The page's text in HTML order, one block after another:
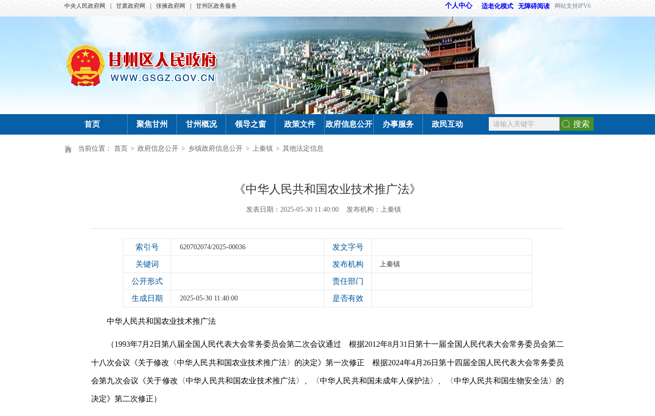
中央人民政府网 甘肃政府网 张掖政府网 甘州区政务服务 网站支持IPV6
无障碍阅读
适老化模式
个人中心
首页 聚焦甘州 甘州概况 领导之窗 政策文件 政府信息公开 办事服务 政民互动 搜索
当前位置： 首页 > 政府信息公开 > 乡镇政府信息公开 > 上秦镇 > 其他法定信息
《中华人民共和国农业技术推广法》
发表日期：2025-05-30 11:40:00 发布机构：上秦镇
索引号 620702074/2025-00036 发文字号
关键词 发布机构 上秦镇
公开形式 责任部门
生成日期 2025-05-30 11:40:00 是否有效
中华人民共和国农业技术推广法
（1993年7月2日第八届全国人民代表大会常务委员会第二次会议通过 根据2012年8月31日第十一届全国人民代表大会常务委员会第二
十八次会议《关于修改〈中华人民共和国农业技术推广法〉的决定》第一次修正 根据2024年4月26日第十四届全国人民代表大会常务委员
会第九次会议《关于修改〈中华人民共和国农业技术推广法〉、〈中华人民共和国未成年人保护法〉、〈中华人民共和国生物安全法〉的
决定》第二次修正）